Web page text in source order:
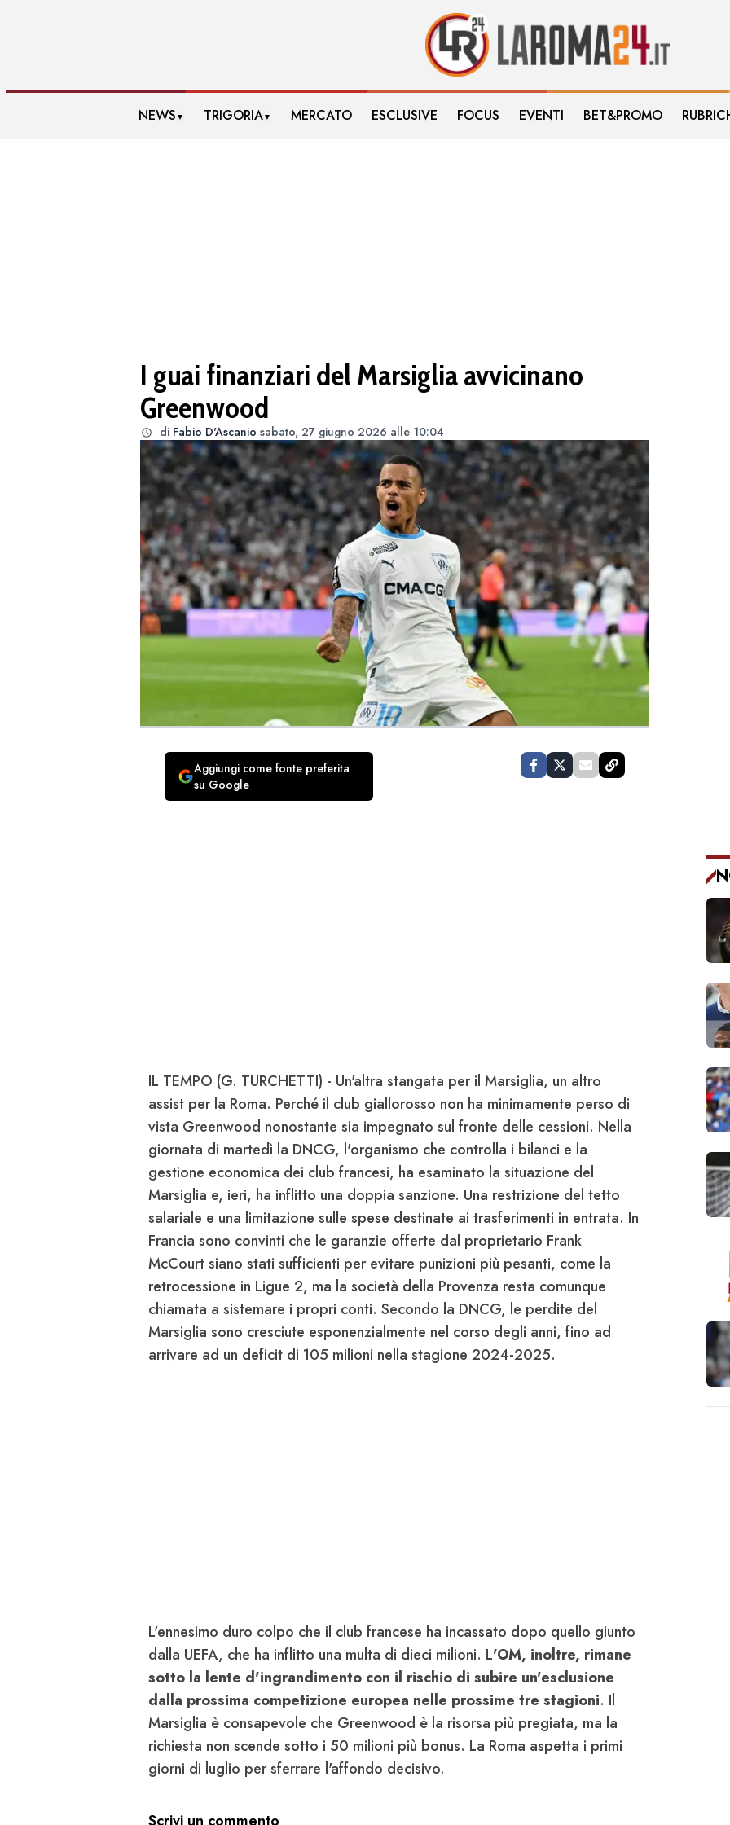
NEWS ▼ TRIGORIA▼ MERCATO ESCLUSIVE FOCUS EVENTI BET&PROMO
I guai finanziari del Marsiglia avvicinano
Greenwood
di Fabio D'Ascanio sabato, 27 giugno 2026 alle 10:04
Aggiungi come fonte preferita
su Google
IL TEMPO (G. TURCHETTI) - Un'altra stangata per il Marsiglia, un altro
assist per la Roma. Perché il club giallorosso non ha minimamente perso di
vista Greenwood nonostante sia impegnato sul fronte delle cessioni. Nella
giornata di martedì la DNCG, l'organismo che controlla i bilanci e la
gestione economica dei club francesi, ha esaminato la situazione del
Marsiglia e, ieri, ha inflitto una doppia sanzione. Una restrizione del tetto
salariale e una limitazione sulle spese destinate ai trasferimenti in entrata. In
Francia sono convinti che le garanzie offerte dal proprietario Frank
McCourt siano stati sufficienti per evitare punizioni più pesanti, come la
retrocessione in Ligue 2, ma la società della Provenza resta comunque
chiamata a sistemare i propri conti. Secondo la DNCG, le perdite del
Marsiglia sono cresciute esponenzialmente nel corso degli anni, fino ad
arrivare ad un deficit di 105 milioni nella stagione 2024-2025.
L'ennesimo duro colpo che il club francese ha incassato dopo quello giunto
dalla UEFA, che ha inflitto una multa di dieci milioni. L'OM, inoltre, rimane
sotto la lente d'ingrandimento con il rischio di subire un'esclusione
dalla prossima competizione europea nelle prossime tre stagioni. Il
Marsiglia è consapevole che Greenwood è la risorsa più pregiata, ma la
richiesta non scende sotto i 50 milioni più bonus. La Roma aspetta i primi
giorni di luglio per sferrare l'affondo decisivo.
Scrivi un commento